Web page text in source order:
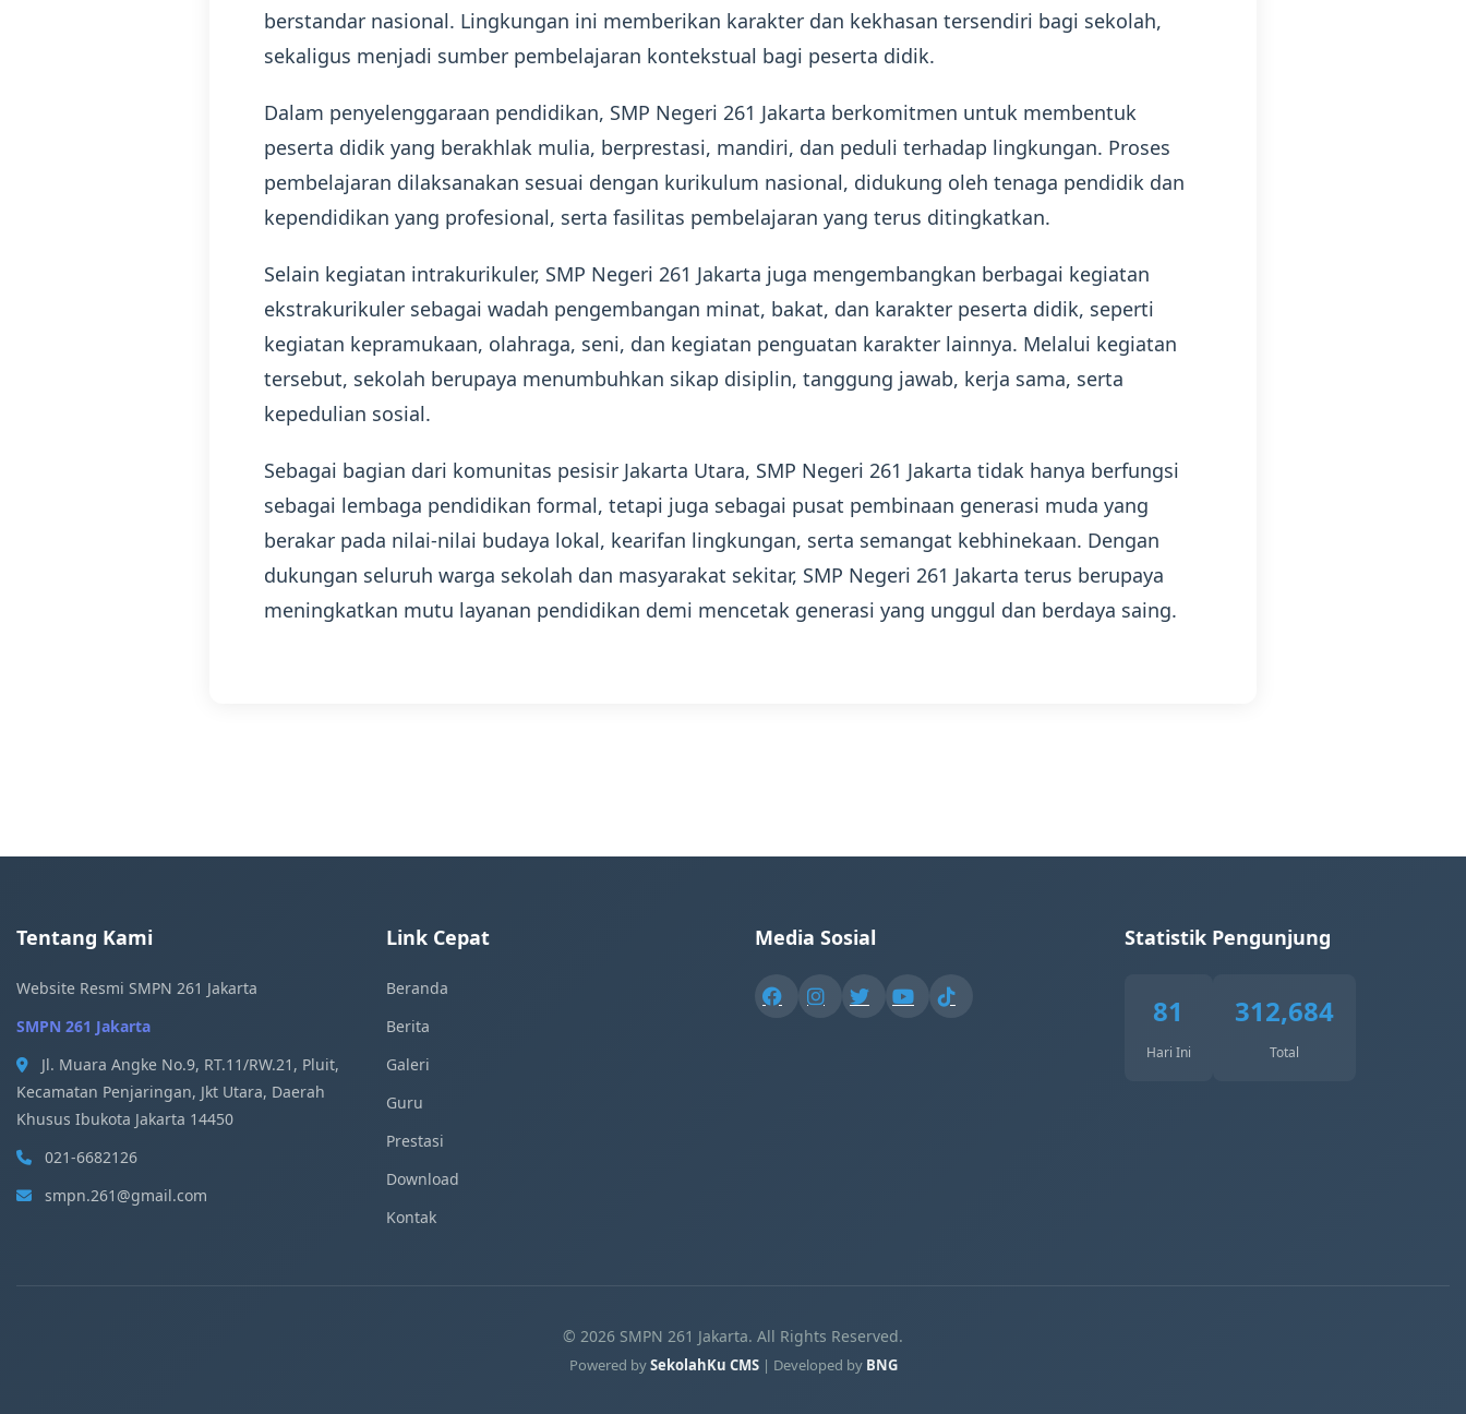
berstandar nasional. Lingkungan ini memberikan karakter dan kekhasan tersendiri bagi sekolah,
sekaligus menjadi sumber pembelajaran kontekstual bagi peserta didik.
Dalam penyelenggaraan pendidikan, SMP Negeri 261 Jakarta berkomitmen untuk membentuk
peserta didik yang berakhlak mulia, berprestasi, mandiri, dan peduli terhadap lingkungan. Proses
pembelajaran dilaksanakan sesuai dengan kurikulum nasional, didukung oleh tenaga pendidik dan
kependidikan yang profesional, serta fasilitas pembelajaran yang terus ditingkatkan.
Selain kegiatan intrakurikuler, SMP Negeri 261 Jakarta juga mengembangkan berbagai kegiatan
ekstrakurikuler sebagai wadah pengembangan minat, bakat, dan karakter peserta didik, seperti
kegiatan kepramukaan, olahraga, seni, dan kegiatan penguatan karakter lainnya. Melalui kegiatan
tersebut, sekolah berupaya menumbuhkan sikap disiplin, tanggung jawab, kerja sama, serta
kepedulian sosial.
Sebagai bagian dari komunitas pesisir Jakarta Utara, SMP Negeri 261 Jakarta tidak hanya berfungsi
sebagai lembaga pendidikan formal, tetapi juga sebagai pusat pembinaan generasi muda yang
berakar pada nilai-nilai budaya lokal, kearifan lingkungan, serta semangat kebhinekaan. Dengan
dukungan seluruh warga sekolah dan masyarakat sekitar, SMP Negeri 261 Jakarta terus berupaya
meningkatkan mutu layanan pendidikan demi mencetak generasi yang unggul dan berdaya saing.
Tentang Kami
Website Resmi SMPN 261 Jakarta
SMPN 261 Jakarta
Jl. Muara Angke No.9, RT.11/RW.21, Pluit,
Kecamatan Penjaringan, Jkt Utara, Daerah
Khusus Ibukota Jakarta 14450
021-6682126
smpn.261@gmail.com
Link Cepat
Beranda
Berita
Galeri
Guru
Prestasi
Download
Kontak
Media Sosial Statistik Pengunjung
81
Hari Ini
312,684
Total
© 2026 SMPN 261 Jakarta. All Rights Reserved.
Powered bySekolahKu CMS| Developed by BNG